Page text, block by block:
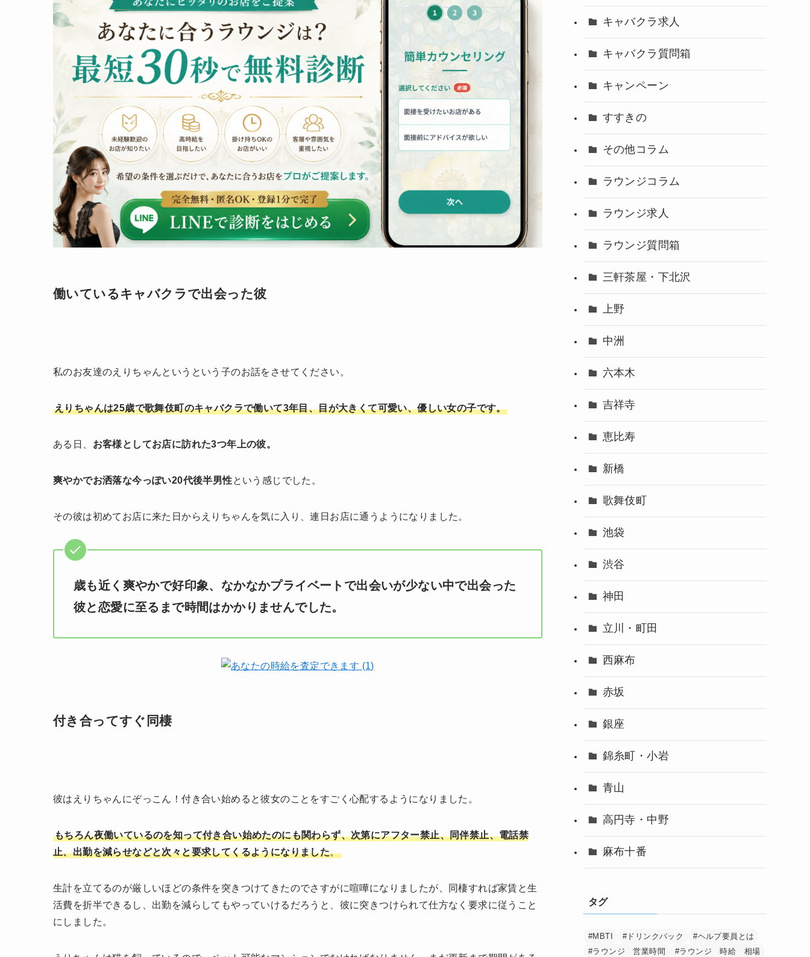
働いているキャバクラで出会った彼
私のお友達のえりちゃんというという子のお話をさせてください。
えりちゃんは25歳で歌舞伎町のキャバクラで働いて3年目、目が大きくて可愛い、優しい女の子です。
ある日、 お客様としてお店に訪れた3つ年上の彼。
爽やかでお洒落な今っぽい20代後半男性という感じでした。
その彼は初めてお店に来た日からえりちゃんを気に入り、連日お店に通うようになりました。
歳も近く爽やかで好印象、なかなかプライベートで出会いが少ない中で出会った
彼と恋愛に至るまで時間はかかりませんでした。
付き合ってすぐ同棲
彼はえりちゃんにぞっこん！付き合い始めると彼女のことをすごく心配するようになりました。
もちろん夜働いているのを知って付き合い始めたのにも関わらず、次第にアフター禁止、同伴禁止、電話禁
止、出勤を減らせなどと次々と要求してくるようになりました。
生計を立てるのが厳しいほどの条件を突きつけてきたのでさすがに喧嘩になりましたが、同棲すれば家賃と生
活費を折半できるし、出勤を減らしてもやっていけるだろうと、彼に突きつけられて仕方なく要求に従うこと
にしました。
キャバクラ求人
キャバクラ質問箱
キャンペーン
すすきの
その他コラム
ラウンジコラム
ラウンジ求人
ラウンジ質問箱
三軒茶屋・下北沢
上野
中洲
六本木
吉祥寺
恵比寿
新橋
歌舞伎町
池袋
渋谷
神田
立川・町田
西麻布
赤坂
銀座
錦糸町・小岩
青山
高円寺・中野
麻布十番
タグ
#MBTI #ドリンクバック
#ヘルプ要員とは
#ラウンジ 営業時間
#ラウンジ 時給 相場